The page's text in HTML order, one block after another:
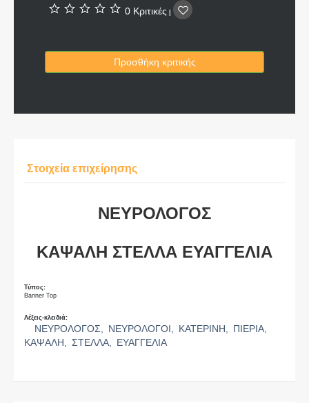
0 Κριτικές
Προσθήκη κριτικής
Στοιχεία επιχείρησης
ΝΕΥΡΟΛΟΓΟΣ
ΚΑΨΑΛΗ ΣΤΕΛΛΑ ΕΥΑΓΓΕΛΙΑ
Τύπος:
Banner Top
Λέξεις-κλειδιά:
ΝΕΥΡΟΛΟΓΟΣ, ΝΕΥΡΟΛΟΓΟΙ, ΚΑΤΕΡΙΝΗ,
ΠΙΕΡΙΑ,
ΚΑΨΑΛΗ,
ΣΤΕΛΛΑ, ΕΥΑΓΓΕΛΙΑ